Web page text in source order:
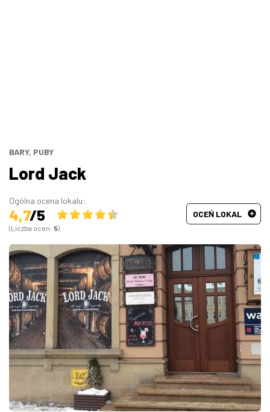
Hiszpańska
Francuska
BARY, PUBY
Lord Jack
Ogólna ocena lokalu:
4,7/5
(Liczba ocen: 5)
OCEŃ LOKAL